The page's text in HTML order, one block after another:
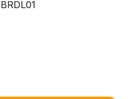
BRDL01